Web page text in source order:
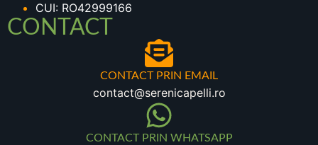
CUI: RO42999166
CONTACT
CONTACT PRIN EMAIL
contact@serenicapelli.ro
CONTACT PRIN WHATSAPP